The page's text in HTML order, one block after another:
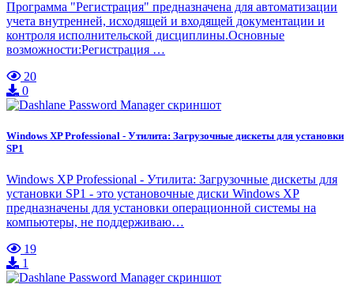
Программа "Регистрация" предназначена для автоматизации
учета внутренней, исходящей и входящей документации и
контроля исполнительской дисциплины.Основные
возможности:Регистрация …
20
0
Windows XP Professional - Утилита: Загрузочные дискеты для установки
SP1
Windows XP Professional - Утилита: Загрузочные дискеты для
установки SP1 - это установочные диски Windows XP
предназначены для установки операционной системы на
компьютеры, не поддерживаю…
19
1